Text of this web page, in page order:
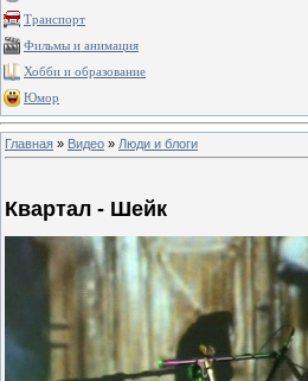
Транспорт
Фильмы и анимация
Хобби и образование
Юмор
Главная » Видео » Люди и блоги
Квартал - Шейк